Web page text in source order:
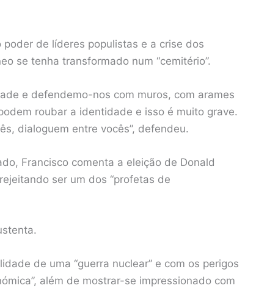
de líderes populistas e a crise dos
se tenha transformado num “cemitério”.
e defendemo-nos com muros, com arames
roubar a identidade e isso é muito grave.
dialoguem entre vocês”, defendeu.
Francisco comenta a eleição de Donald
ser um dos “profetas de
de uma “guerra nuclear” e com os perigos
além de mostrar-se impressionado com